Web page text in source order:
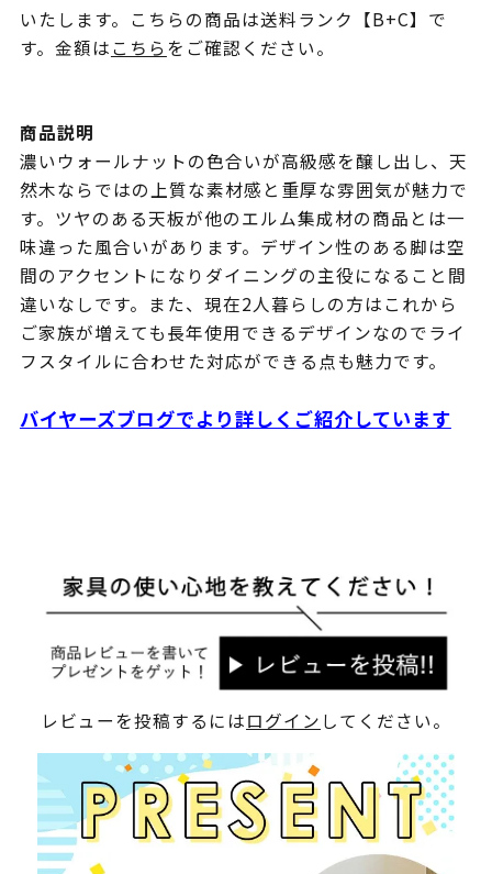
いたします。こちらの商品は送料ランク【B+C】で
す。金額はこちらをご確認ください。
商品説明
濃いウォールナットの色合いが高級感を醸し出し、天
然木ならではの上質な素材感と重厚な雰囲気が魅力で
す。ツヤのある天板が他のエルム集成材の商品とは一
味違った風合いがあります。デザイン性のある脚は空
間のアクセントになりダイニングの主役になること間
違いなしです。また、現在2人暮らしの方はこれから
ご家族が増えても長年使用できるデザインなのでライ
フスタイルに合わせた対応ができる点も魅力です。
バイヤーズブログでより詳しくご紹介しています
レビューを投稿するにはログイン してください。